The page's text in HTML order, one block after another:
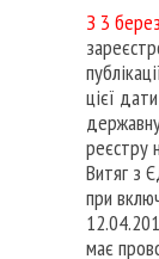
З 3
цієї
реєстру
Витяг з
при
має